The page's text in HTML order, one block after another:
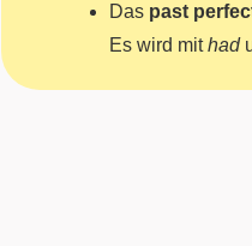
Das past
Es wird mithad